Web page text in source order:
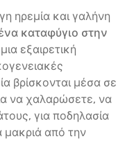
ηρεμία και γαλήνη
καταφύγιο στην
εξαιρετική
βρίσκονται μέσα σε
να χαλαρώσετε, να
για ποδηλασία
μακριά από την